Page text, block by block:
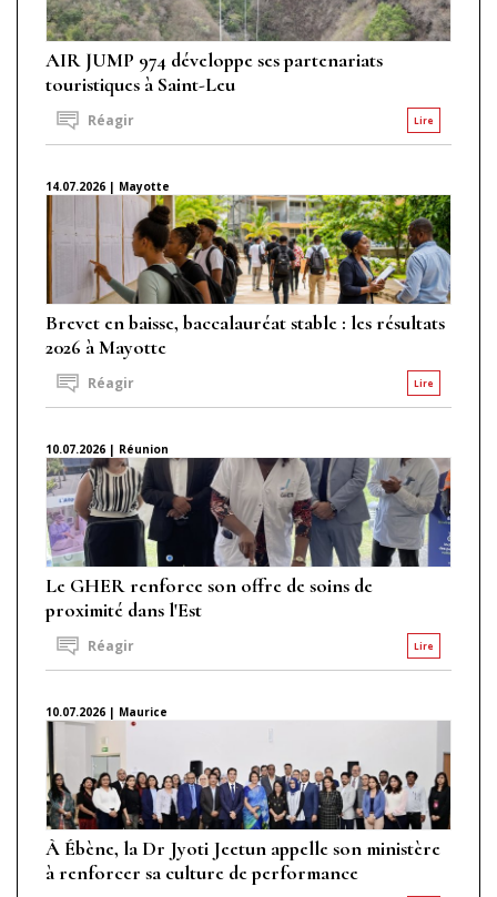
AIR JUMP 974 développe ses partenariats
touristiques à Saint-Leu
Lire
Réagir
14.07.2026 | Mayotte
Brevet en baisse, baccalauréat stable : les résultats
2026 à Mayotte
Lire
Réagir
10.07.2026 | Réunion
Le GHER renforce son offre de soins de
proximité dans l'Est
Lire
Réagir
10.07.2026 | Maurice
À Ébène, la Dr Jyoti Jeetun appelle son ministère
à renforcer sa culture de performance